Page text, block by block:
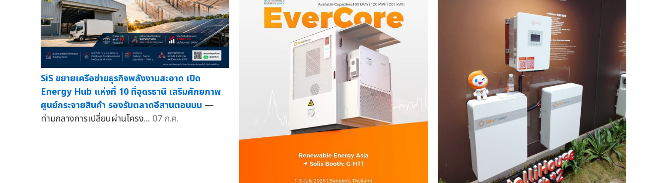
SiS ขยายเครือข่ายธุรกิจพลังงานสะอาด เปิด
Energy Hub แห่งที่ 10 ที่อุดรธานี เสริมศักยภาพ
ศูนย์กระจายสินค้า รองรับตลาดอีสานตอนบน —
ท่ามกลางการเปลี่ยนผ่านโครง... 07 ก.ค.